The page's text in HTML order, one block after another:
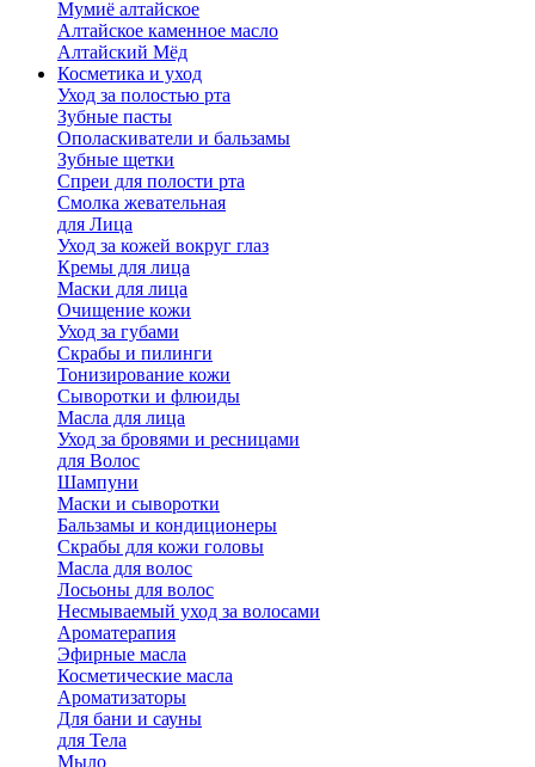
Мумиё алтайское
Алтайское каменное масло
Алтайский Мёд
Косметика и уход
Уход за полостью рта
Зубные пасты
Ополаскиватели и бальзамы
Зубные щетки
Спреи для полости рта
Смолка жевательная
для Лица
Уход за кожей вокруг глаз
Кремы для лица
Маски для лица
Очищение кожи
Уход за губами
Скрабы и пилинги
Тонизирование кожи
Сыворотки и флюиды
Масла для лица
Уход за бровями и ресницами
для Волос
Шампуни
Маски и сыворотки
Бальзамы и кондиционеры
Скрабы для кожи головы
Масла для волос
Лосьоны для волос
Несмываемый уход за волосами
Ароматерапия
Эфирные масла
Косметические масла
Ароматизаторы
Для бани и сауны
для Тела
Мыло